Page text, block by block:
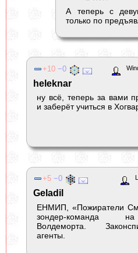
А теперь с
только по
10 0
heleknar
ну всё, теперь за вами
и заберёт учиться в
5 0
Geladil
ЕНМИП, «Пожиратели
зондер-команда
Волдеморта.
агенты.